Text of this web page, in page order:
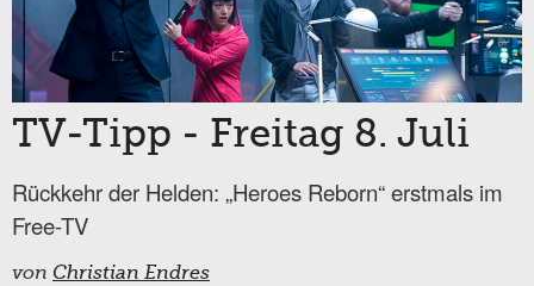
TV-Tipp - Freitag 8. Juli
Rückkehr der Helden: „Heroes Reborn“ erstmals im
Free-TV
von Christian Endres